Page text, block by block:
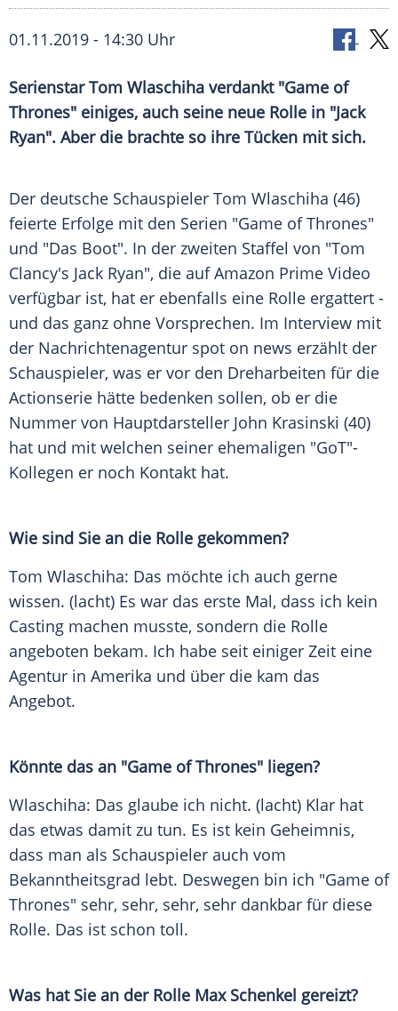
01.11.2019 - 14:30 Uhr
SerienstarTom Wlaschiha verdankt "Game of
Thrones" einiges, auch seine neue Rolle in "Jack
Ryan". Aber die brachte so ihre Tücken mit sich.
Der deutsche Schauspieler Tom Wlaschiha (46)
feierte Erfolge mit den Serien "Game of Thrones"
und "Das Boot". In der zweiten Staffel von "Tom
Clancy's Jack Ryan", die aufAmazon Prime Video
verfügbar ist, hat er ebenfalls eine Rolle ergattert -
und das ganz ohne Vorsprechen. Im Interview mit
der Nachrichtenagentur spot on news erzählt der
Schauspieler, was er vor den Dreharbeiten für die
Actionserie hätte bedenken sollen, ob er die
Nummer von Hauptdarsteller John Krasinski (40)
hat und mit welchen seiner ehemaligen "GoT"-
Kollegen er noch Kontakt hat.
Wie sind Sie an die Rolle gekommen?
Tom Wlaschiha: Das möchte ich auch gerne
wissen. (lacht) Es war das erste Mal, dass ich kein
Casting machen musste, sondern die Rolle
angeboten bekam. Ich habe seit einiger Zeit eine
Agentur in Amerika und über die kam das
Angebot.
Könnte das an "Game of Thrones" liegen?
Wlaschiha: Das glaube ich nicht. (lacht) Klar hat
das etwas damit zu tun. Es ist kein Geheimnis,
dass man als Schauspieler auch vom
Bekanntheitsgrad lebt. Deswegen bin ich "Game of
Thrones" sehr, sehr, sehr, sehr dankbar für diese
Rolle. Das ist schon toll.
Was hat Sie an der Rolle Max Schenkel gereizt?